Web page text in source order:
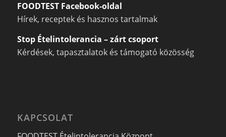
FOODTEST Facebook-oldal
Hírek, receptek és hasznos tartalmak
Stop Ételintolerancia – zárt csoport
Kérdések, tapasztalatok és támogató közösség
KAPCSOLAT